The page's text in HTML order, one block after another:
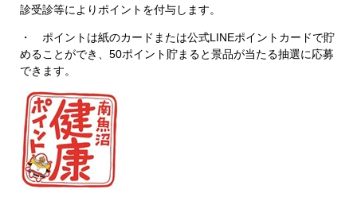
診受診等によりポイントを付与します。
・ ポイントは紙のカードまたは公式LINEポイントカードで貯
めることができ、50ポイント貯まると景品が当たる抽選に応募
できます。